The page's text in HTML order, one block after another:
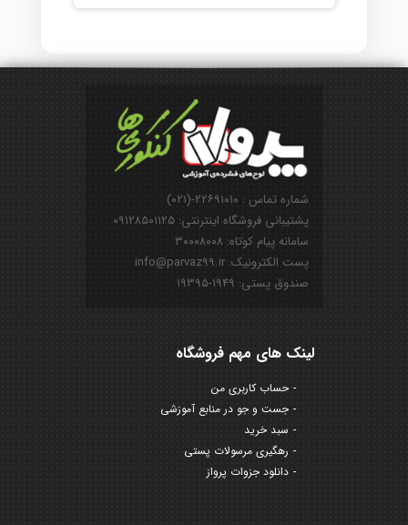
شماره تماس : ۲۲۶۹۱۰۱۰-(۰۲۱)
پشتیبانی فروشگاه اینترنتی: ۰۹۱۲۸۵۰۱۱۲۵
سامانه پیام کوتاه: ۳۰۰۰۸۰۰۸
پست الکترونیک: info@parvaz99.ir
صندوق پستی: ۱۹۴۹-۱۹۳۹۵
لینک های مهم فروشگاه
حساب کاربری من
جست و جو در منابع آموزشی
سبد خرید
رهگیری مرسولات پستی
دانلود جزوات پرواز